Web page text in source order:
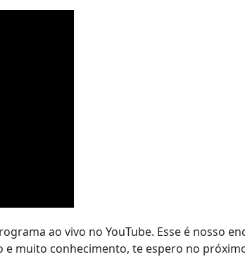
ao vivo no YouTube. Esse é nosso
muito conhecimento, te espero no